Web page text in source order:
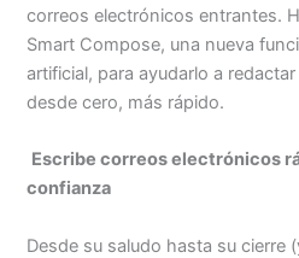
correos electrónicos entrantes.
Smart Compose, una nueva
artificial, para ayudarlo a
desde cero, más rápido.
Escribe correos electrónicos
confianza
Desde su saludo hasta su cierre